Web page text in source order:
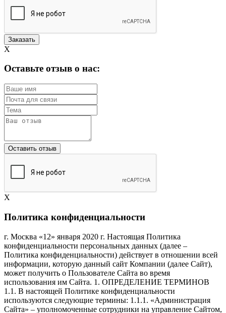
X
Оставьте отзыв о нас:
X
Политика конфиденциальности
г. Москва «12» января 2020 г. Настоящая Политика конфиденциальности персональных данных (далее – Политика конфиденциальности) действует в отношении всей информации, которую данный сайт Компании (далее Сайт), может получить о Пользователе Сайта во время использования им Сайта. 1. ОПРЕДЕЛЕНИЕ ТЕРМИНОВ 1.1. В настоящей Политике конфиденциальности используются следующие термины: 1.1.1. «Администрация Сайта» – уполномоченные сотрудники на управление Сайтом, действующие от имени Компании, которые организуют и (или) осуществляют обработку Персональных данных, а также определяют цели обработки Персональных данных, состав Персональных данных, подлежащих обработке, действия (операции), совершаемые с Персональными данными. 1.1.2. «Персональные данные» – любая информация, относящаяся к прямо или косвенно определенному или определяемому физическому лицу (субъекту Персональных данных). 1.1.3. «Обработка персональных данных» – любое действие (операция) или совокупность действий (операций), совершаемых с использованием средств автоматизации или без использования таких средств с Персональными данными, включая сбор, запись, систематизацию, накопление, хранение, уточнение (обновление, изменение), извлечение, использование, передачу (распространение, предоставление, доступ), обезличивание, блокирование, удаление, уничтожение Персональных данных. 1.1.4. «Конфиденциальность персональных данных» – обязательное для соблюдения Оператором или иным получившим доступ к Персональным данным лицом требование не допускать их распространения без согласия субъекта Персональных данных или наличия иного законного основания. 1.1.5. «Пользователь Сайта (далее – Пользователь)» – лицо, имеющее доступ к Сайту, посредством сети Интернет и использующее Сайт. 1.1.6. Cookies – небольшой фрагмент данных, отправленный веб-сервером и хранимый на компьютере пользователя, который веб-клиент или веб-браузер каждый раз пересылает веб-серверу в HTTP-запросе при попытке открыть страницу соответствующего сайта. 1.1.7. «IP-адрес» – уникальный сетевой адрес узла в компьютерной сети, построенной по протоколу IP. 2. ОБЩИЕ ПОЛОЖЕНИЯ 2.1. Использование Пользователем Сайта означает согласие с настоящей Политикой конфиденциальности и условиями обработки Персональных данных Пользователя. 2.2. В случае несогласия с условиями Политики конфиденциальности Пользователь должен прекратить использование Сайта. 2.3. Настоящая Политика конфиденциальности применяется только к данному Сайту. Компания не контролирует и не несет ответственность за сайты третьих лиц, на которые Пользователь может перейти по ссылкам, доступным на Сайте. 2.4. Администрация Сайта не проверяет достоверность Персональных данных, предоставляемых Пользователем Сайта. 3. ПРЕДМЕТ ПОЛИТИКИ КОНФИДЕНЦИАЛЬНОСТИ 3.1. Настоящая Политика конфиденциальности устанавливает обязательства Администрации Сайта по неразглашению и обеспечению режима защиты конфиденциальности Персональных данных, которые Пользователь предоставляет по запросу Администрации Сайта при регистрации на Сайте или при оформлении заявки для приобретения услуги. 3.2. Персональные данные, разрешённые к обработке в рамках настоящей Политики конфиденциальности, предоставляются Пользователем путём заполнения формы заявки или обратной связи и включают в себя следующую информацию: 3.2.1. имя Пользователя; 3.2.2. контактный телефон Пользователя. 3.3. Сайт защищает данные, которые автоматически передаются в процессе просмотра рекламных блоков и при посещении страниц, на которых установлен статистический скрипт системы ("пиксель"): IP адрес; информация из cookies; информация о браузере (или иной программе, которая осуществляет доступ к показу рекламы); время доступа; адрес страницы, на которой расположен рекламный блок; реферер (адрес предыдущей страницы). 3.3.1. Отключение cookies может повлечь невозможность доступа к частям Сайта, требующим авторизации. 3.3.2. Сайт осуществляет сбор статистики об IP-адресах своих посетителей. Данная информация используется с целью выявления и решения технических проблем. 3.4. Любая иная персональная информация, не оговоренная выше (используемые браузеры и операционные системы и т.д.), подлежит надежному хранению и нераспространению, за исключением случаев, предусмотренных в п.п. 5.2. и 5.3. настоящей Политики конфиденциальности. 4. ЦЕЛИ СБОРА ПЕРСОНАЛЬНОЙ ИНФОРМАЦИИ ПОЛЬЗОВАТЕЛЯ 4.1. Персональные данные Пользователя Администрация Сайта может использовать в целях: 4.1.1. Идентификации Пользователя, зарегистрированного на Сайте для оформления заявки на услугу. 4.1.2. Предоставления Пользователю доступа к персонализированным ресурсам Сайта. 4.1.3. Установления с Пользователем обратной связи, включая направление уведомлений, запросов, касающихся использования Сайта, оказания услуг, обработки запросов и заявок от Пользователя. 4.1.4. Определения места нахождения Пользователя для обеспечения безопасности, предотвращения мошенничества. 4.1.5. Подтверждения достоверности Персональных данных, предоставленных Пользователем. 4.1.6. Создания учетной записи для оформления услуг, если Пользователь дал согласие на создание учетной записи. 4.1.7. Уведомления Пользователя Сайта о состоянии заявки. 4.1.8. Предоставления Пользователю эффективной клиентской и технической поддержки при возникновении проблем, связанных с использованием Сайта. 4.1.9. Предоставления Пользователю с его согласия специальных предложений, информации о ценах, новостной рассылки и иных сведений от имени Компании или от имени партнеров Компании. 4.1.10. Осуществления рекламной деятельности с согласия Пользователя. 4.1.11. Предоставления доступа Пользователю на сайты или сервисы партнеров Компании с целью получения продуктов и услуг. 5. СПОСОБЫ И СРОКИ ОБРАБОТКИ ПЕРСОНАЛЬНОЙИНФОРМАЦИИ 5.1. Обработка персональных данных Пользователя осуществляется без ограничения срока, любым законным способом, в том числе в информационных системах персональных данных с использованием средств автоматизации или без использования таких средств. 5.2. Пользователь соглашается с тем, что Администрация Сайта вправе передавать Персональные данные третьим лицам, в частности, сотрудникам Компании, исключительно в целях выполнения заявки Пользователя, оформленной на Сайте. 5.3. Персональные данные Пользователя могут быть переданы уполномоченным органам государственной власти Российской Федерации только по основаниям и в порядке, установленным законодательством Российской Федерации. 5.4. При утрате или разглашении Персональных данных Администрация Сайта информирует Пользователя об утрате или разглашении Персональных данных. 5.5. Администрация Сайта принимает необходимые организационные и технические меры для защиты персональной информации Пользователя от неправомерного или случайного доступа, уничтожения, изменения, блокирования, копирования, распространения, а также от иных неправомерных действий третьих лиц. 5.6. Администрация сайта совместно с Пользователем принимает все необходимые меры по предотвращению убытков или иных отрицательных последствий, вызванных утратой или разглашением Персональных данных Пользователя. 6. ОБЯЗАТЕЛЬСТВА СТОРОН 6.1. Пользователь обязан: 6.1.1. Предоставить информацию о Персональных данных, необходимую для пользования Сайтом. 6.1.2. Обновить, дополнить предоставленную информацию о Персональных данных в случае изменения данной информации. 6.2. Администрация сайта обязана: 6.2.1. Использовать полученную информацию исключительно для целей, указанных в п. 4 настоящей Политики конфиденциальности. 6.2.2. Обеспечить хранение конфиденциальной информации в тайне, не разглашать без предварительного письменного разрешения Пользователя, а также не осуществлять продажу, обмен, опубликование, либо разглашение иными возможными способами переданных персональных данных Пользователя, за исключением п.п. 5.2. и 5.3. настоящей Политики Конфиденциальности. 6.2.3. Принимать меры предосторожности для защиты конфиденциальности персональных данных Пользователя согласно порядку, обычно используемого для защиты такого рода информации в существующем деловом обороте. 6.2.4. Осуществить блокирование Персональных данных, относящихся к соответствующему Пользователю, с момента обращения или запроса Пользователя или его законного представителя либо уполномоченного органа по защите прав субъектов персональных данных на период проверки, в случае выявления недостоверных Персональных данных или неправомерных действий. 7. ОТВЕТСТВЕННОСТЬ СТОРОН 7.1. Администрация Сайта, не исполнившая свои обязательства, несёт ответственность за убытки, понесённые Пользователем в связи с неправомерным использованием Персональных данных, в соответствии с законодательством Российской Федерации, за исключением случаев, предусмотренных п.п. 5.2., 5.3. и 7.2. настоящей Политики Конфиденциальности. 7.2. В случае утраты или разглашения Конфиденциальной информации Администрация Сайта не несёт ответственности, если данная Конфиденциальная информация: 7.2.1. стала публичным достоянием до её утраты или разглашения; 7.2.2. была получена от третьей стороны до момента её получения Администрацией Сайта; 7.2.3. была разглашена с согласия Пользователя. 8. РАЗРЕШЕНИЕ СПОРОВ 8.1. До обращения в суд с иском по спорам, возникающим из отношений между Пользователем и Администрацией Сайта, обязательным является предъявление претензии (письменного предложения о добровольном урегулировании спора). 8.2 .Получатель претензии в течение 30 календарных дней со дня получения претензии, письменно уведомляет заявителя претензии о результатах рассмотрения претензии. 8.3. При не достижении соглашения спор будет передан на рассмотрение в судебный орган в соответствии с действующим законодательством Российской Федерации. 8.4. К настоящей Политике конфиденциальности и отношениям между Пользователем и Администрацией Сайта применяется действующее законодат